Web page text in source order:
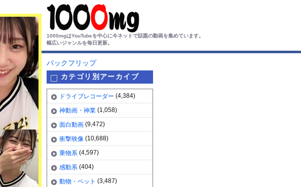
1000mgはYouTubeを中心に今ネットで話題の動画を集めています。
幅広いジャンルを毎日更新。
バックフリップ
カテゴリ別アーカイブ
ドライブレコーダー (4,384)
神動画・神業 (1,058)
面白動画 (9,472)
衝撃映像 (10,688)
乗物系 (4,597)
感動系 (404)
動物・ペット (3,487)